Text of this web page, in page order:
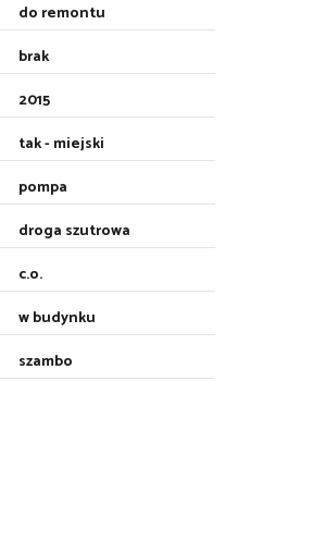
do remontu
brak
2015
tak - miejski
pompa
droga szutrowa
c.o.
w budynku
szambo